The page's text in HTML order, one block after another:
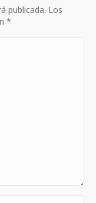
publicada. Los
*